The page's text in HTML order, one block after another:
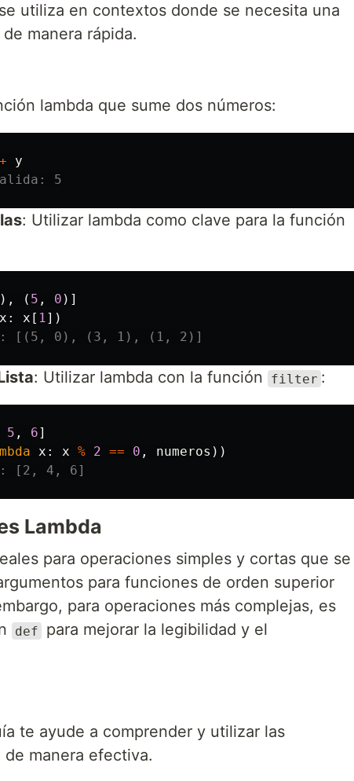
utiliza en contextos donde se necesita una
manera rápida.
lambda que sume dos números:
+
y
: Utilizar lambda como clave para la función
), ( 5 , 0 )]
x : x [ 1])
: Utilizar lambda con la función filter :
5 , 6]
x : x % 2 == 0 , numeros ))
Lambda
para operaciones simples y cortas que se
para funciones de orden superior
para operaciones más complejas, es
def
para mejorar la legibilidad y el
te ayude a comprender y utilizar las
manera efectiva.